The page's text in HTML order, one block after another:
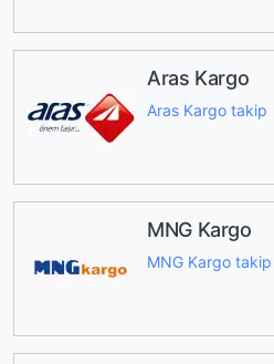
Aras Kargo
Aras Kargo takip
MNG Kargo
MNG Kargo takip